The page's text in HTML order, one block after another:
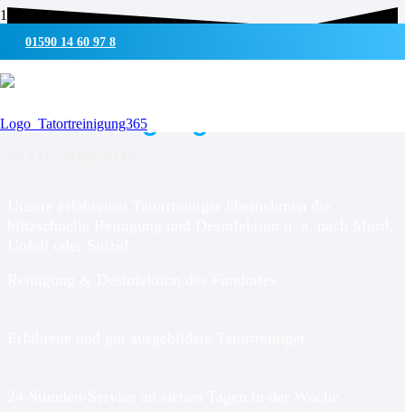
01590 14 60 97 8
UMWELTSCHONENDE REINIGUNG & DESINFEKTION
Tatortreinigung für